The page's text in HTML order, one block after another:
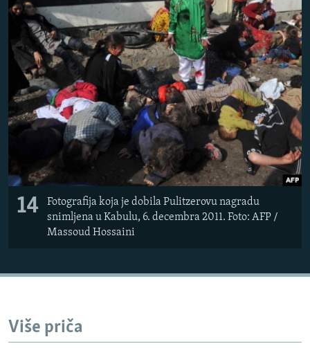
14
Fotografija koja je dobila Pulitzerovu nagradu
snimljena u Kabulu, 6. decembra 2011. Foto: AFP /
Massoud Hossaini
Više priča